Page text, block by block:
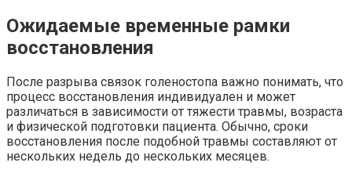
Ожидаемые временные рамки
восстановления
После разрыва связок голеностопа важно понимать, что
процесс восстановления индивидуален и может
различаться в зависимости от тяжести травмы, возраста
и физической подготовки пациента. Обычно, сроки
восстановления после подобной травмы составляют от
нескольких недель до нескольких месяцев.